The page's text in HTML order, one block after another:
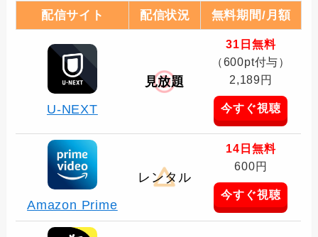
配信サイト 配信状況 無料期間/月額
U-NEXT
見放題
31日無料
（600pt付与）
2,189円
今すぐ視聴
Amazon Prime
レンタル
14日無料
600円
今すぐ視聴